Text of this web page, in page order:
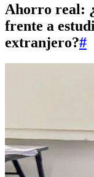
Ahorro real:
frente a
extranjero?#